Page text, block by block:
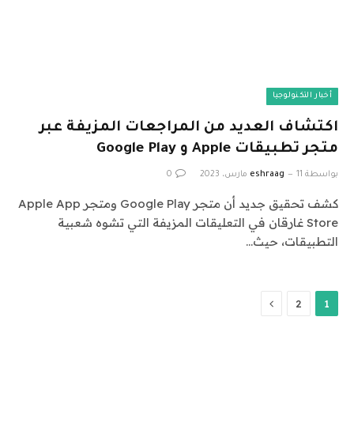
أخبار التكنولوجيا
اكتشاف العديد من المراجعات المزيفة عبر
متجر تطبيقات Apple و Google Play
بواسطة eshraag 11 مارس، 2023 0
كشف تحقيق جديد أن متجر Google Play ومتجر Apple App
Store غارقان في التعليقات المزيفة التي تشوه شعبية
التطبيقات، حيث…
1
2 التالي